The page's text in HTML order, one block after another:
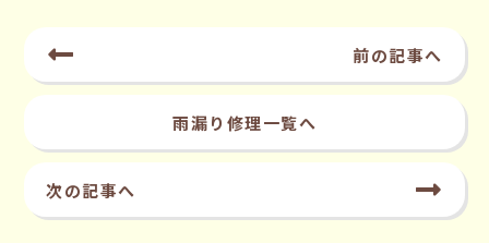
前の記事へ
雨漏り修理一覧へ
次の記事へ